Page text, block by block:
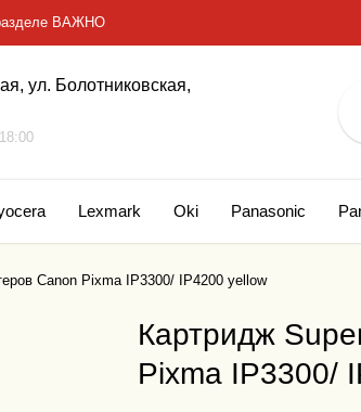
разделе ВАЖНО
ул. Болотниковская,
Lexmark Oki Panasonic
Canon Pixma IP3300/ IP4200 yellow
Картридж
Pixma IP3300/